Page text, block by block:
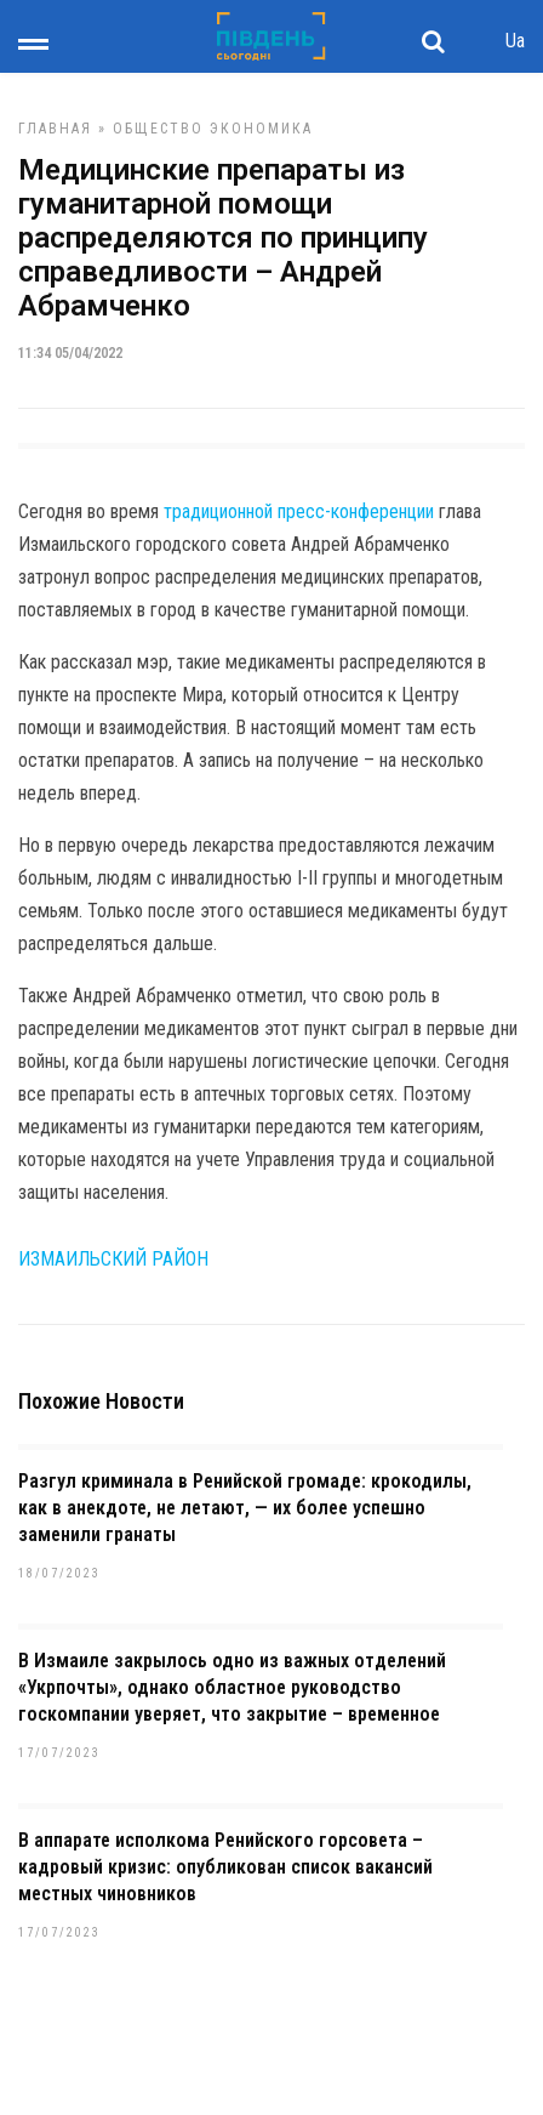
Ua
ГЛАВНАЯ » ОБЩЕСТВО ЭКОНОМИКА
Медицинские препараты из
гуманитарной помощи
распределяются по принципу
справедливости – Андрей
Абрамченко
11:34 05/04/2022
Сегодня во время традиционной пресс-конференции глава
Измаильского городского совета Андрей Абрамченко
затронул вопрос распределения медицинских препаратов,
поставляемых в город в качестве гуманитарной помощи.
Как рассказал мэр, такие медикаменты распределяются в
пункте на проспекте Мира, который относится к Центру
помощи и взаимодействия. В настоящий момент там есть
остатки препаратов. А запись на получение – на несколько
недель вперед.
Но в первую очередь лекарства предоставляются лежачим
больным, людям с инвалидностью I-II группы и многодетным
семьям. Только после этого оставшиеся медикаменты будут
распределяться дальше.
Также Андрей Абрамченко отметил, что свою роль в
распределении медикаментов этот пункт сыграл в первые дни
войны, когда были нарушены логистические цепочки. Сегодня
все препараты есть в аптечных торговых сетях. Поэтому
медикаменты из гуманитарки передаются тем категориям,
которые находятся на учете Управления труда и социальной
защиты населения.
ИЗМАИЛЬСКИЙ РАЙОН
Похожие Новости
Разгул криминала в Ренийской громаде: крокодилы,
как в анекдоте, не летают, — их более успешно
заменили гранаты
18/07/2023
В Измаиле закрылось одно из важных отделений
«Укрпочты», однако областное руководство
госкомпании уверяет, что закрытие – временное
17/07/2023
В аппарате исполкома Ренийского горсовета –
кадровый кризис: опубликован список вакансий
местных чиновников
17/07/2023